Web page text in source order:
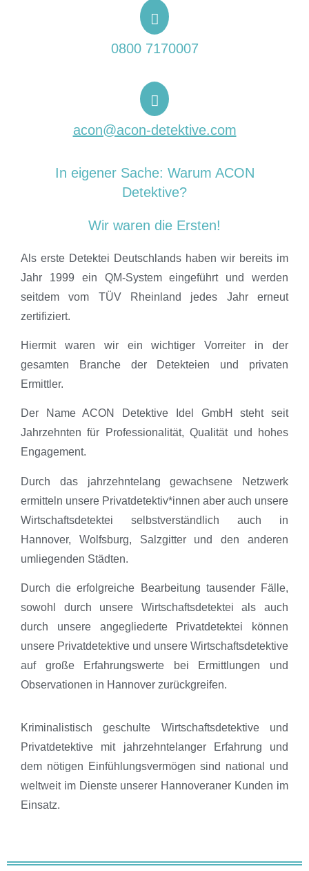
0800 7170007
acon@acon-detektive.com
In eigener Sache: Warum ACON
Detektive?
Wir waren die Ersten!
Als erste Detektei Deutschlands haben wir bereits im
Jahr 1999 ein QM-System eingeführt und werden
seitdem vom TÜV Rheinland jedes Jahr erneut
zertifiziert.
Hiermit waren wir ein wichtiger Vorreiter in der
gesamten Branche der Detekteien und privaten
Ermittler.
Der Name ACON Detektive Idel GmbH steht seit
Jahrzehnten für Professionalität, Qualität und hohes
Engagement.
Durch das jahrzehntelang gewachsene Netzwerk
ermitteln unsere Privatdetektiv*innen aber auch unsere
Wirtschaftsdetektei selbstverständlich auch in
Hannover, Wolfsburg, Salzgitter und den anderen
umliegenden Städten.
Durch die erfolgreiche Bearbeitung tausender Fälle,
sowohl durch unsere Wirtschaftsdetektei als auch
durch unsere angegliederte Privatdetektei können
unsere Privatdetektive und unsere Wirtschaftsdetektive
auf große Erfahrungswerte bei Ermittlungen und
Observationen in Hannover zurückgreifen.
Kriminalistisch geschulte Wirtschaftsdetektive und
Privatdetektive mit jahrzehntelanger Erfahrung und
dem nötigen Einfühlungsvermögen sind national und
weltweit im Dienste unserer Hannoveraner Kunden im
Einsatz.